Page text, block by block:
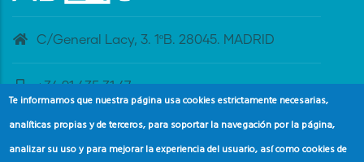
C/General Lacy, 3. 1ºB. 28045. MADRID
+34 91 435 31 47
banderaazul@adeac.es
Te informamos que nuestra página usa cookies estrictamente necesarias,
analíticas propias y de terceros, para soportar la navegación por la página,
analizar su uso y para mejorar la experiencia del usuario, así como cookies de